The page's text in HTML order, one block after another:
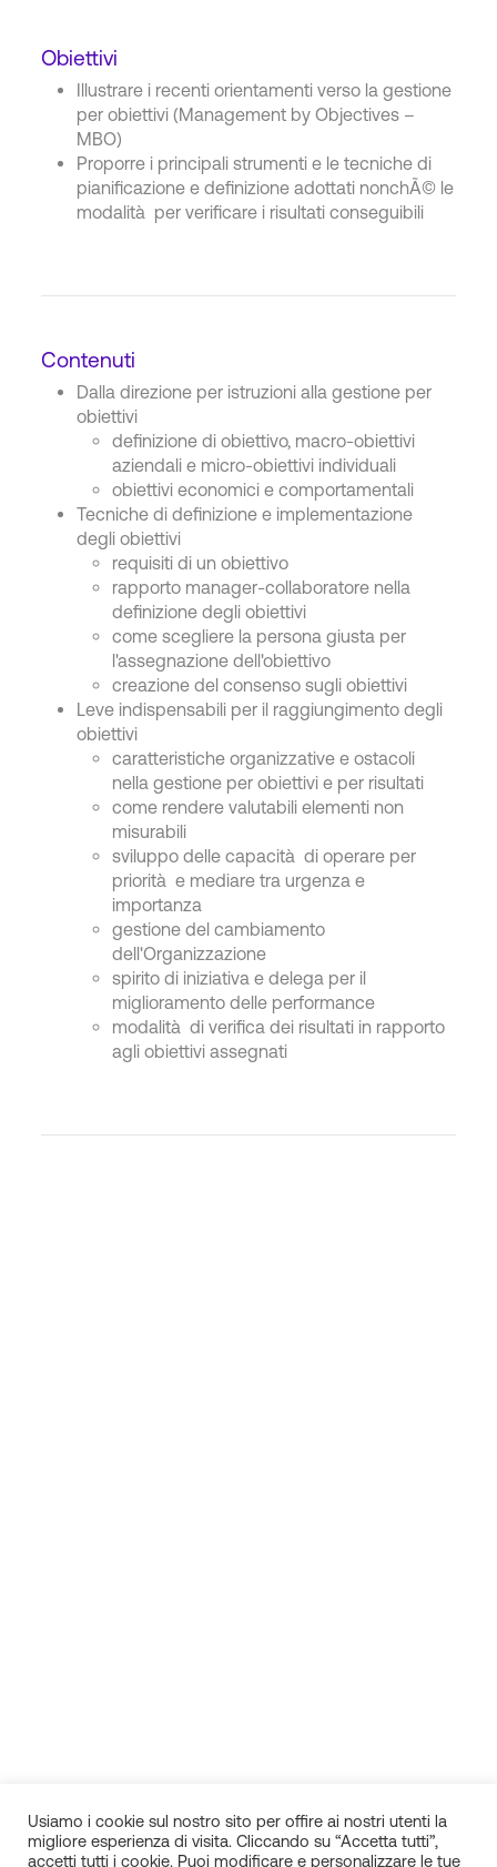
Obiettivi
Illustrare i recenti orientamenti verso la gestione
per obiettivi (Management by Objectives –
MBO)
Proporre i principali strumenti e le tecniche di
pianificazione e definizione adottati nonchÃ© le
modalità per verificare i risultati conseguibili
Contenuti
Dalla direzione per istruzioni alla gestione per
obiettivi
definizione di obiettivo, macro-obiettivi
aziendali e micro-obiettivi individuali
obiettivi economici e comportamentali
Tecniche di definizione e implementazione
degli obiettivi
requisiti di un obiettivo
rapporto manager-collaboratore nella
definizione degli obiettivi
come scegliere la persona giusta per
l'assegnazione dell'obiettivo
creazione del consenso sugli obiettivi
Leve indispensabili per il raggiungimento degli
obiettivi
caratteristiche organizzative e ostacoli
nella gestione per obiettivi e per risultati
come rendere valutabili elementi non
misurabili
sviluppo delle capacità di operare per
priorità e mediare tra urgenza e
importanza
gestione del cambiamento
dell'Organizzazione
spirito di iniziativa e delega per il
miglioramento delle performance
modalità di verifica dei risultati in rapporto
agli obiettivi assegnati
Usiamo i cookie sul nostro sito per offire ai nostri utenti la
migliore esperienza di visita. Cliccando su “Accetta tutti”,
accetti tutti i cookie. Puoi modificare e personalizzare le tue